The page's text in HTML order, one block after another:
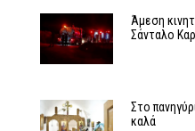
Άμεση
Σάνταλο
Στο
καλά